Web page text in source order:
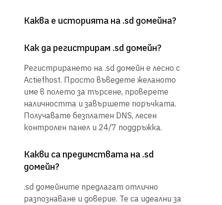
Каква е историята на .sd домейна?
Как да регистрирам .sd домейн?
Регистрирането на .sd домейн е лесно с
Actiefhost. Просто въведете желаното
име в полето за търсене, проверете
наличността и завършете поръчката.
Получавате безплатен DNS, лесен
контролен панел и 24/7 поддръжка.
Какви са предимствата на .sd
домейн?
.sd домейните предлагат отлично
разпознаване и доверие. Те са идеални за